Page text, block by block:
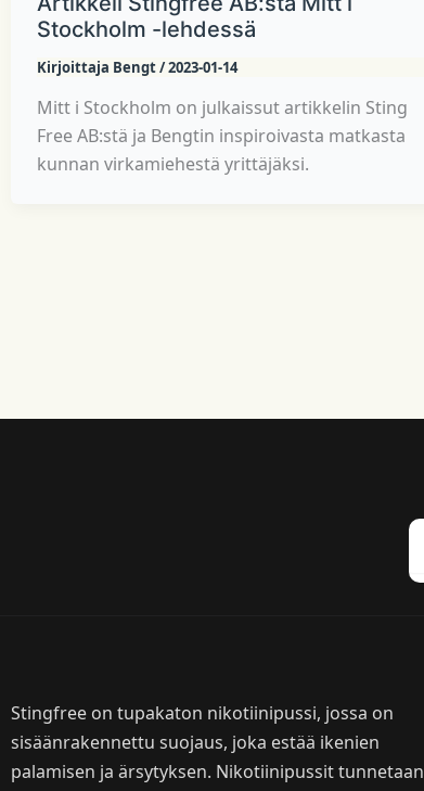
Stockholm -lehdessä
Kirjoittaja Bengt/2023-01-14
Mitt i Stockholm on julkaissut artikkelin Sting
Free AB:stä ja Bengtin inspiroivasta matkasta
kunnan virkamiehestä yrittäjäksi.
Stingfree on tupakaton nikotiinipussi, jossa on
sisäänrakennettu suojaus, joka estää ikenien
palamisen ja ärsytyksen. Nikotiinipussit tunnetaan